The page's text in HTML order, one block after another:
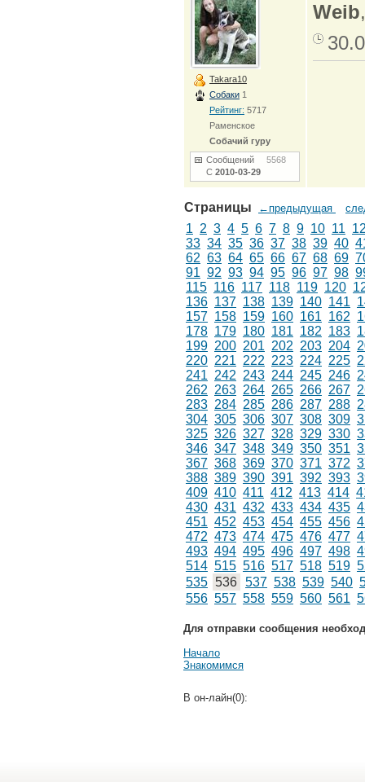
Takara10
Собаки 1
Рейтинг: 5717
Раменское
Собачий гуру
Сообщений 5568
С 2010-03-29
Weib
Страницы ←предыдущая
1 2 3 4 5 6 7 8 9 10 11
33 34 35 36 37 38 39 40
62 63 64 65 66 67 68 69
91 92 93 94 95 96 97 98
115 116 117 118 119 120
136 137 138 139 140 141
157 158 159 160 161 162
178 179 180 181 182 183
199 200 201 202 203 204
220 221 222 223 224 225
241 242 243 244 245 246
262 263 264 265 266 267
283 284 285 286 287 288
304 305 306 307 308 309
325 326 327 328 329 330
346 347 348 349 350 351
367 368 369 370 371 372
388 389 390 391 392 393
409 410 411 412 413 414
430 431 432 433 434 435
451 452 453 454 455 456
472 473 474 475 476 477
493 494 495 496 497 498
514 515 516 517 518 519
535 536 537 538 539 540
556 557 558 559 560 561
Для отправки сообщения
Начало
Знакомимся
В он-лайн(0):